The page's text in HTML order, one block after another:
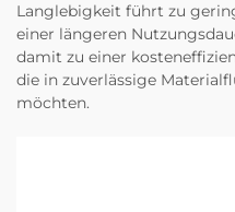
Langlebigkeit führt zu
einer längeren
damit zu einer
die in zuverlässige
möchten.